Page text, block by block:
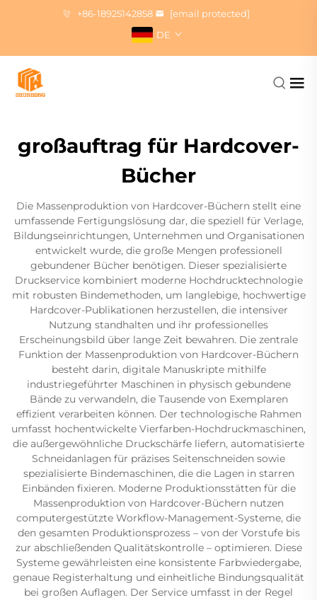
+86-18925142858
[email protected]
DE
großauftrag für Hardcover-
Bücher
Die Massenproduktion von Hardcover-Büchern stellt eine
umfassende Fertigungslösung dar, die speziell für Verlage,
Bildungseinrichtungen, Unternehmen und Organisationen
entwickelt wurde, die große Mengen professionell
gebundener Bücher benötigen. Dieser spezialisierte
Druckservice kombiniert moderne Hochdrucktechnologie
mit robusten Bindemethoden, um langlebige, hochwertige
Hardcover-Publikationen herzustellen, die intensiver
Nutzung standhalten und ihr professionelles
Erscheinungsbild über lange Zeit bewahren. Die zentrale
Funktion der Massenproduktion von Hardcover-Büchern
besteht darin, digitale Manuskripte mithilfe
industriegeführter Maschinen in physisch gebundene
Bände zu verwandeln, die Tausende von Exemplaren
effizient verarbeiten können. Der technologische Rahmen
umfasst hochentwickelte Vierfarben-Hochdruckmaschinen,
die außergewöhnliche Druckschärfe liefern, automatisierte
Schneidanlagen für präzises Seitenschneiden sowie
spezialisierte Bindemaschinen, die die Lagen in starren
Einbänden fixieren. Moderne Produktionsstätten für die
Massenproduktion von Hardcover-Büchern nutzen
computergestützte Workflow-Management-Systeme, die
den gesamten Produktionsprozess – von der Vorstufe bis
zur abschließenden Qualitätskontrolle – optimieren. Diese
Systeme gewährleisten eine konsistente Farbwiedergabe,
genaue Registerhaltung und einheitliche Bindungsqualität
bei großen Auflagen. Der Service umfasst in der Regel